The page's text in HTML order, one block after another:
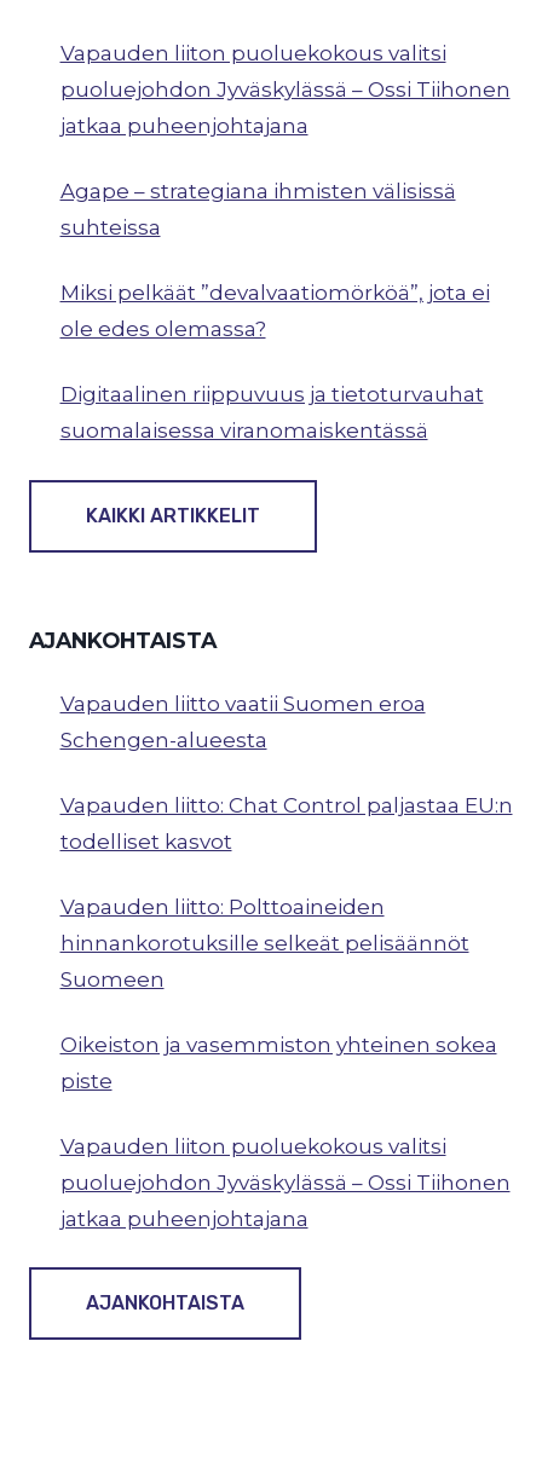
Vapauden liiton puoluekokous valitsi
puoluejohdon Jyväskylässä – Ossi Tiihonen
jatkaa puheenjohtajana
Agape – strategiana ihmisten välisissä
suhteissa
Miksi pelkäät ”devalvaatiomörköä”, jota ei
ole edes olemassa?
Digitaalinen riippuvuus ja tietoturvauhat
suomalaisessa viranomaiskentässä
KAIKKI ARTIKKELIT
AJANKOHTAISTA
Vapauden liitto vaatii Suomen eroa
Schengen-alueesta
Vapauden liitto: Chat Control paljastaa EU:n
todelliset kasvot
Vapauden liitto: Polttoaineiden
hinnankorotuksille selkeät pelisäännöt
Suomeen
Oikeiston ja vasemmiston yhteinen sokea
piste
Vapauden liiton puoluekokous valitsi
puoluejohdon Jyväskylässä – Ossi Tiihonen
jatkaa puheenjohtajana
AJANKOHTAISTA